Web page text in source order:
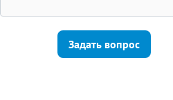
Задать вопрос